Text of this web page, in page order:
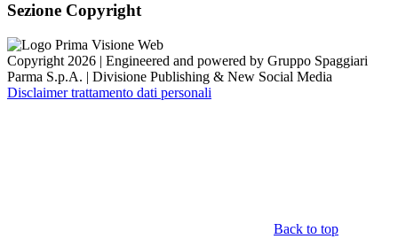
Sezione Copyright
Copyright 2026 | Engineered and powered by Gruppo Spaggiari
Parma S.p.A. | Divisione Publishing & New Social Media
Disclaimer trattamento dati personali
Back to top